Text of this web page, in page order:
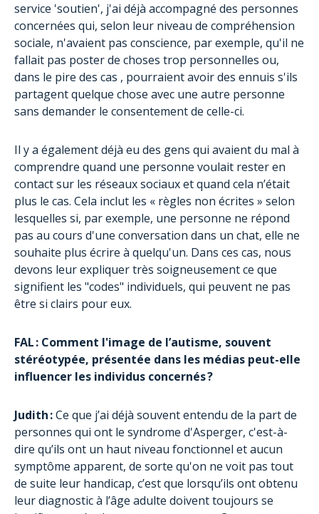
service 'soutien', j'ai déjà accompagné des personnes
concernées qui, selon leur niveau de compréhension
sociale, n'avaient pas conscience, par exemple, qu'il ne
fallait pas poster de choses trop personnelles ou,
dans le pire des cas , pourraient avoir des ennuis s'ils
partagent quelque chose avec une autre personne
sans demander le consentement de celle-ci.
Il y a également déjà eu des gens qui avaient du mal à
comprendre quand une personne voulait rester en
contact sur les réseaux sociaux et quand cela n’était
plus le cas. Cela inclut les « règles non écrites » selon
lesquelles si, par exemple, une personne ne répond
pas au cours d'une conversation dans un chat, elle ne
souhaite plus écrire à quelqu'un. Dans ces cas, nous
devons leur expliquer très soigneusement ce que
signifient les "codes" individuels, qui peuvent ne pas
être si clairs pour eux.
FAL : Comment l'image de l’autisme, souvent
stéréotypée, présentée dans les médias peut-elle
influencer les individus concernés ?
Judith :Ce que j’ai déjà souvent entendu de la part de
personnes qui ont le syndrome d'Asperger, c'est-à-
dire qu’ils ont un haut niveau fonctionnel et aucun
symptôme apparent, de sorte qu'on ne voit pas tout
de suite leur handicap, c’est que lorsqu’ils ont obtenu
leur diagnostic à l’âge adulte doivent toujours se